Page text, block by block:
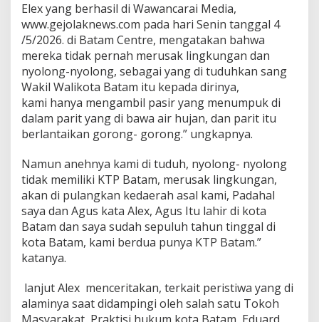
u
k
a
i
e
r
a
s
a
a
W
a
r
a
Elex yang berhasil di Wawancarai Media,
www.gejolaknews.com pada hari Senin tanggal 4
/5/2026. di Batam Centre, mengatakan bahwa
mereka tidak pernah merusak lingkungan dan
nyolong-nyolong, sebagai yang di tuduhkan sang
Wakil Walikota Batam itu kepada dirinya,
kami hanya mengambil pasir yang menumpuk di
dalam parit yang di bawa air hujan, dan parit itu
berlantaikan gorong- gorong.” ungkapnya.
Namun anehnya kami di tuduh, nyolong- nyolong
tidak memiliki KTP Batam, merusak lingkungan,
akan di pulangkan kedaerah asal kami, Padahal
saya dan Agus kata Alex, Agus Itu lahir di kota
Batam dan saya sudah sepuluh tahun tinggal di
kota Batam, kami berdua punya KTP Batam.”
katanya.
lanjut Alex menceritakan, terkait peristiwa yang di
alaminya saat didampingi oleh salah satu Tokoh